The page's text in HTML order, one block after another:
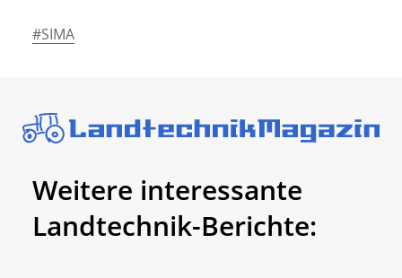
#SIMA
Weitere interessante
Landtechnik-Berichte: